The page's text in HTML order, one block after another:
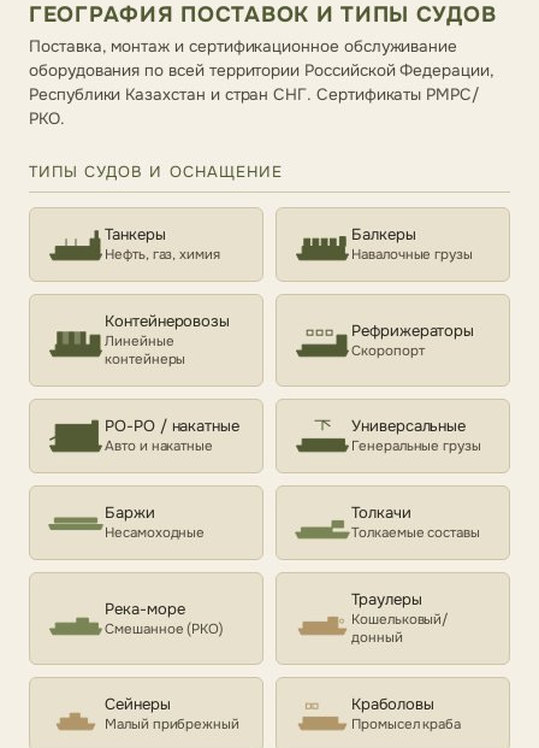
ГЕОГРАФИЯ ПОСТАВОК И ТИПЫ СУДОВ
Поставка, монтаж и сертификационное обслуживание
оборудования по всей территории Российской Федерации,
Республики Казахстан и стран СНГ. Сертификаты РМРС/
РКО.
ТИПЫ СУДОВ И ОСНАЩЕНИЕ
Танкеры
Нефть, газ, химия
Балкеры
Навалочные грузы
Контейнеровозы
Линейные
контейнеры
Рефрижераторы
Скоропорт
РО-РО / накатные
Авто и накатные
Универсальные
Генеральные грузы
Баржи
Несамоходные
Толкачи
Толкаемые составы
Река-море
Смешанное (РКО)
Траулеры
Кошельковый/
донный
Сейнеры
Малый прибрежный
Краболовы
Промысел краба